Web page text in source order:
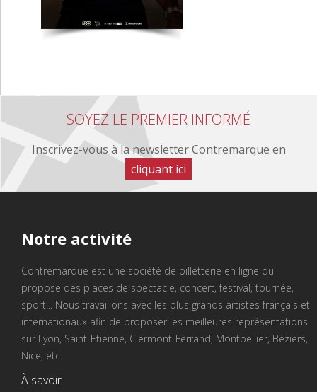
SOYEZ LE PREMIER INFORMÉ
Inscrivez-vous à la newsletter Contremarque en
cliquant ici
Notre activité
Contremarque est une société de billetterie en ligne qui
propose des places de spectacle, concert, festival, tournée,
sport... Nous travaillons avec les plus grands artistes français et
internationaux afin de proposer les meilleures représentations
sur Lyon, Saint-Etienne, Clermont-Ferrand, Montpellier, Béziers,
Nice, etc.
À savoir